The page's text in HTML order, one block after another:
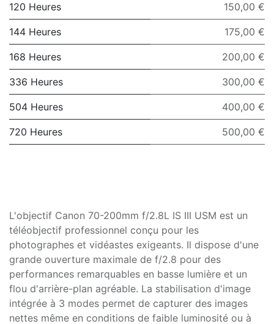
120 Heures 150,00 €
144 Heures 175,00 €
168 Heures 200,00 €
336 Heures 300,00 €
504 Heures 400,00 €
720 Heures 500,00 €
L'objectif Canon 70-200mm f/2.8L IS III USM est un
téléobjectif professionnel conçu pour les
photographes et vidéastes exigeants. Il dispose d'une
grande ouverture maximale de f/2.8 pour des
performances remarquables en basse lumière et un
flou d'arrière-plan agréable. La stabilisation d'image
intégrée à 3 modes permet de capturer des images
nettes même en conditions de faible luminosité ou à